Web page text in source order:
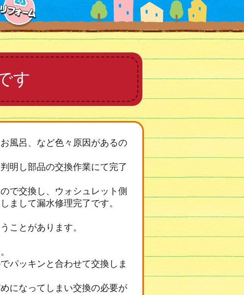
す
風呂、など色々原因があるの
明し部品の交換作業にて完了
で交換し、ウォシュレット側
まして漏水修理完了です。
ことがあります。
パッキンと合わせて交換しま
になってしまい交換の必要が